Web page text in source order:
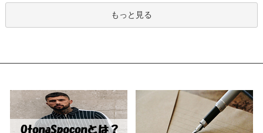
もっと見る